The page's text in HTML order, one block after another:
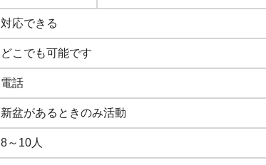
対応できる
どこでも可能です
電話
新盆があるときのみ活動
8～10人